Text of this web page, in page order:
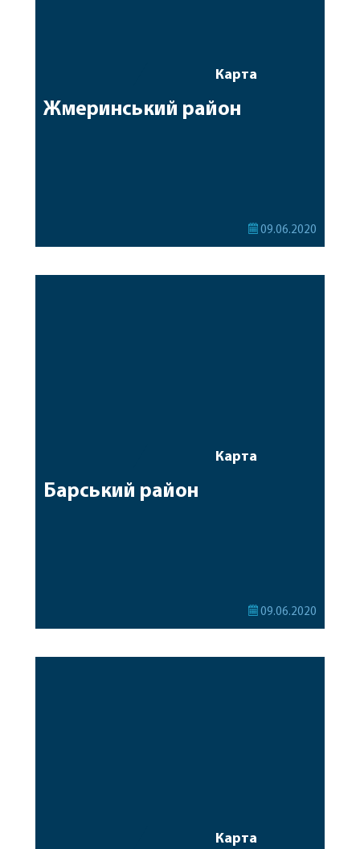
Карта
Жмеринський район
09.06.2020
Карта
Барський район
09.06.2020
Карта